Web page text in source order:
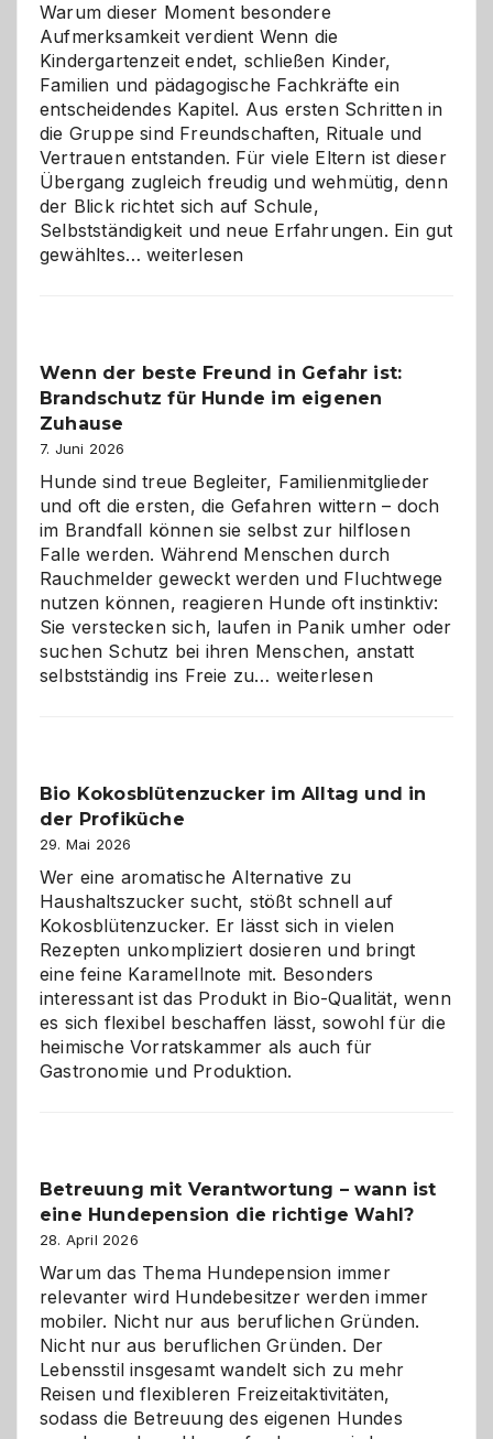
Warum dieser Moment besondere
Aufmerksamkeit verdient Wenn die
Kindergartenzeit endet, schließen Kinder,
Familien und pädagogische Fachkräfte ein
entscheidendes Kapitel. Aus ersten Schritten in
die Gruppe sind Freundschaften, Rituale und
Vertrauen entstanden. Für viele Eltern ist dieser
Übergang zugleich freudig und wehmütig, denn
der Blick richtet sich auf Schule,
Selbstständigkeit und neue Erfahrungen. Ein gut
gewähltes…Abschied
und
herzlich
weiterlesen
Wenn der beste Freund in Gefahr ist:
Brandschutz für Hunde im eigenen
Zuhause
7. Juni 2026
Hunde sind treue Begleiter, Familienmitglieder
und oft die ersten, die Gefahren wittern – doch
im Brandfall können sie selbst zur hilflosen
Falle werden. Während Menschen durch
Rauchmelder geweckt werden und Fluchtwege
nutzen können, reagieren Hunde oft instinktiv:
Sie verstecken sich, laufen in Panik umher oder
suchen Schutz bei ihren Menschen, anstatt
selbstständig ins Freie zu… Wenn
Gefahr
für
Hunde
im
eigenen
Zuhause
weiterlesen
Bio Kokosblütenzucker im Alltag und in
der Profiküche
29. Mai 2026
Wer eine aromatische Alternative zu
Haushaltszucker sucht, stößt schnell auf
Kokosblütenzucker. Er lässt sich in vielen
Rezepten unkompliziert dosieren und bringt
eine feine Karamellnote mit. Besonders
interessant ist das Produkt in Bio-Qualität, wenn
es sich flexibel beschaffen lässt, sowohl für die
heimische Vorratskammer als auch für
Gastronomie und Produktion.
Betreuung mit Verantwortung – wann ist
eine Hundepension die richtige Wahl?
28. April 2026
Warum das Thema Hundepension immer
relevanter wird Hundebesitzer werden immer
mobiler. Nicht nur aus beruflichen Gründen.
Nicht nur aus beruflichen Gründen. Der
Lebensstil insgesamt wandelt sich zu mehr
Reisen und flexibleren Freizeitaktivitäten,
sodass die Betreuung des eigenen Hundes